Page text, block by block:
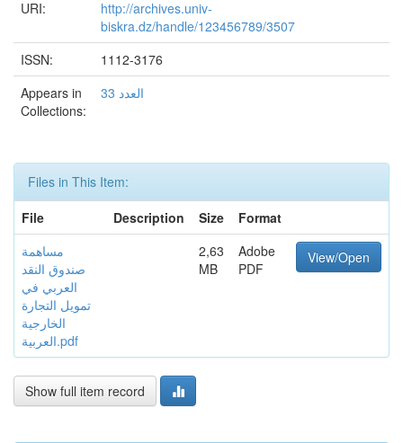
URI:
http://archives.univ-
biskra.dz/handle/123456789/3507
ISSN:
1112-3176
Appears in
Collections:
العدد 33
Files in This Item:
File
Description Size
Format
مساهمة
صندوق النقد
العربي في
تمويل التجارة
الخارجية
العربية.pdf
2,63
MB
Adobe
PDF
View/Open
Show full item record